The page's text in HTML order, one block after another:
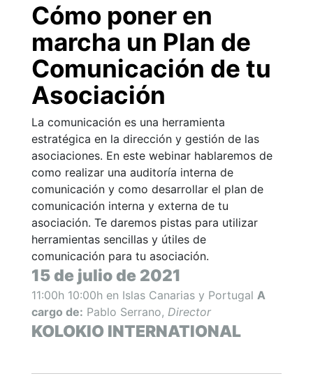
Cómo poner en
marcha un Plan de
Comunicación de tu
Asociación
La comunicación es una herramienta
estratégica en la dirección y gestión de las
asociaciones. En este webinar hablaremos de
como realizar una auditoría interna de
comunicación y como desarrollar el plan de
comunicación interna y externa de tu
asociación. Te daremos pistas para utilizar
herramientas sencillas y útiles de
comunicación para tu asociación.
15 de julio de 2021
11:00h 10:00h en Islas Canarias y Portugal A
cargo de: Pablo Serrano, Director
KOLOKIO INTERNATIONAL